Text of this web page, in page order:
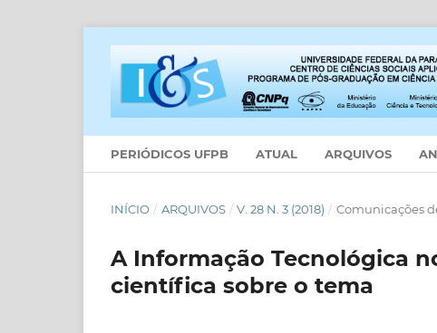
PERIÓDICOS UFPB ATUAL ARQUIVOS
INÍCIO / ARQUIVOS / V. 28 N. 3 (2018) / Comunicações
A Informação Tecnológica
científica sobre o tema